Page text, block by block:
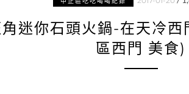
角迷你石頭火鍋-在天冷
區西門 美食)